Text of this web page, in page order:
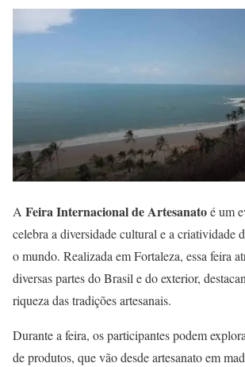
A Feira Internacional de Artesanatoé um
celebra a diversidade cultural e a criatividade
o mundo. Realizada em Fortaleza, essa feira
diversas partes do Brasil e do exterior,
riqueza das tradições artesanais.
Durante a feira, os participantes podem
de produtos, que vão desde artesanato em